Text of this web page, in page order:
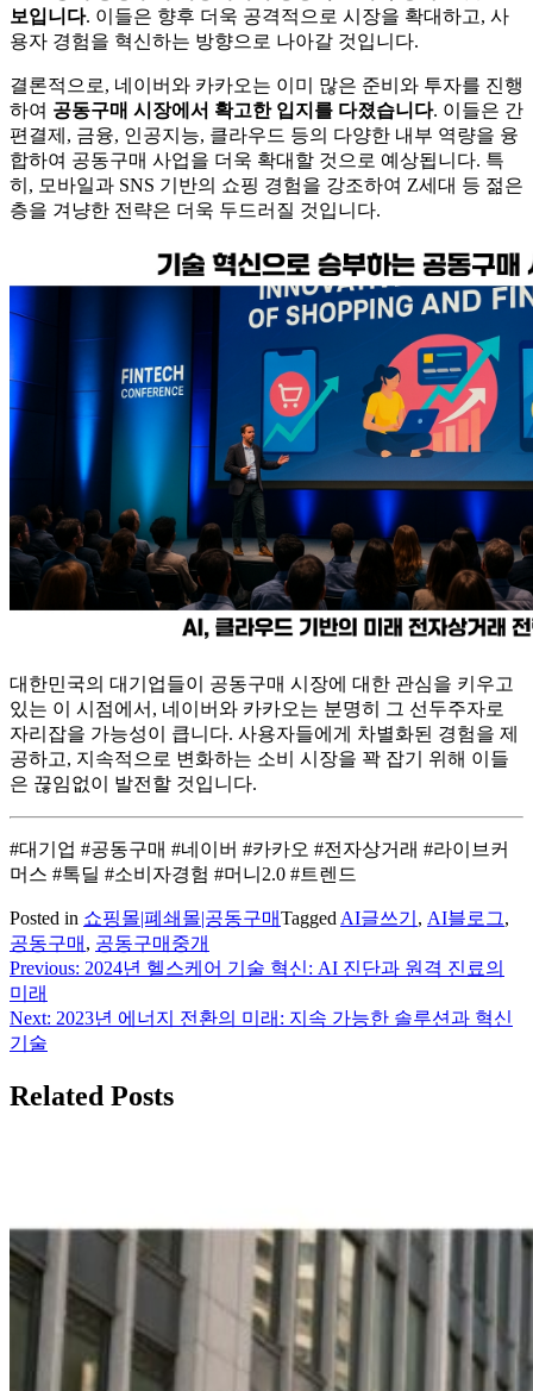
보입니다. 이들은 향후 더욱 공격적으로 시장을 확대하고, 사
용자 경험을 혁신하는 방향으로 나아갈 것입니다.
결론적으로, 네이버와 카카오는 이미 많은 준비와 투자를 진행
하여 공동구매 시장에서 확고한 입지를 다졌습니다. 이들은 간
편결제, 금융, 인공지능, 클라우드 등의 다양한 내부 역량을 융
합하여 공동구매 사업을 더욱 확대할 것으로 예상됩니다. 특
히, 모바일과 SNS 기반의 쇼핑 경험을 강조하여 Z세대 등 젊은
층을 겨냥한 전략은 더욱 두드러질 것입니다.
대한민국의 대기업들이 공동구매 시장에 대한 관심을 키우고
있는 이 시점에서, 네이버와 카카오는 분명히 그 선두주자로
자리잡을 가능성이 큽니다. 사용자들에게 차별화된 경험을 제
공하고, 지속적으로 변화하는 소비 시장을 꽉 잡기 위해 이들
은 끊임없이 발전할 것입니다.
#대기업 #공동구매 #네이버 #카카오 #전자상거래 #라이브커
머스 #톡딜 #소비자경험 #머니2.0 #트렌드
Posted in 쇼핑몰|폐쇄몰|공동구매Tagged AI글쓰기 , AI블로그,
공동구매 , 공동구매중개
글
탐
색
Previous: 2024년 헬스케어 기술 혁신: AI 진단과 원격 진료의
미래
Next: 2023년 에너지 전환의 미래: 지속 가능한 솔루션과 혁신
기술
Related Posts